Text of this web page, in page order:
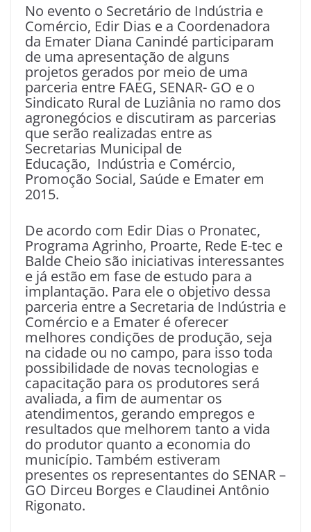
No evento o Secretário de Indústria e
Comércio, Edir Dias e a Coordenadora
da Emater Diana Canindé participaram
de uma apresentação de alguns
projetos gerados por meio de uma
parceria entre FAEG, SENAR- GO e o
Sindicato Rural de Luziânia no ramo dos
agronegócios e discutiram as parcerias
que serão realizadas entre as
Secretarias Municipal de
Educação, Indústria e Comércio,
Promoção Social, Saúde e Emater em
2015.
De acordo com Edir Dias o Pronatec,
Programa Agrinho, Proarte, Rede E-tec e
Balde Cheio são iniciativas interessantes
e já estão em fase de estudo para a
implantação. Para ele o objetivo dessa
parceria entre a Secretaria de Indústria e
Comércio e a Emater é oferecer
melhores condições de produção, seja
na cidade ou no campo, para isso toda
possibilidade de novas tecnologias e
capacitação para os produtores será
avaliada, a fim de aumentar os
atendimentos, gerando empregos e
resultados que melhorem tanto a vida
do produtor quanto a economia do
município. Também estiveram
presentes os representantes do SENAR –
GO Dirceu Borges e Claudinei Antônio
Rigonato.